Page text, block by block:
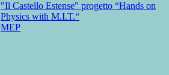
"Il Castello Estense" progetto “Hands on
Physics with M.I.T.“
MEP